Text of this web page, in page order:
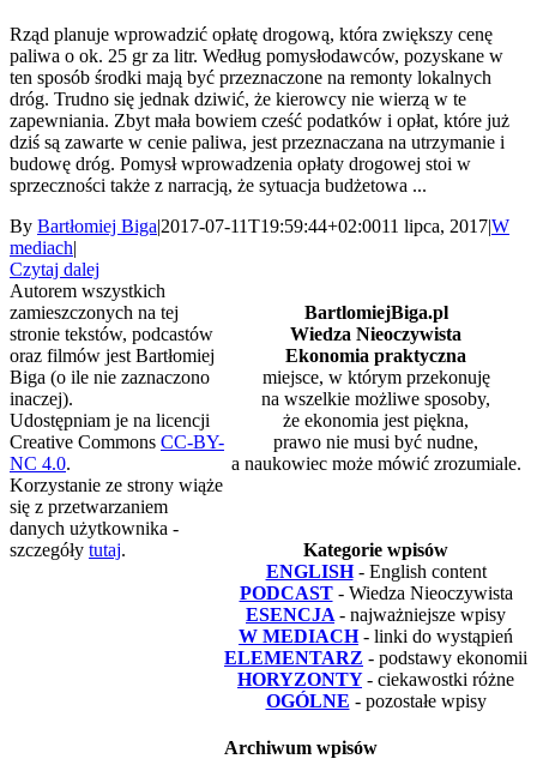
Rząd planuje wprowadzić opłatę drogową, która zwiększy cenę
paliwa o ok. 25 gr za litr. Według pomysłodawców, pozyskane w
ten sposób środki mają być przeznaczone na remonty lokalnych
dróg. Trudno się jednak dziwić, że kierowcy nie wierzą w te
zapewniania. Zbyt mała bowiem cześć podatków i opłat, które już
dziś są zawarte w cenie paliwa, jest przeznaczana na utrzymanie i
budowę dróg. Pomysł wprowadzenia opłaty drogowej stoi w
sprzeczności także z narracją, że sytuacja budżetowa ...
By Bartłomiej Biga|2017-07-11T19:59:44+02:0011 lipca, 2017|W
mediach|
Czytaj dalej
BartlomiejBiga.pl
Wiedza Nieoczywista
Ekonomia praktyczna
miejsce, w którym przekonuję
na wszelkie możliwe sposoby,
że ekonomia jest piękna,
prawo nie musi być nudne,
a naukowiec może mówić zrozumiale.
Kategorie wpisów
ENGLISH - English content
PODCAST - Wiedza Nieoczywista
ESENCJA - najważniejsze wpisy
W MEDIACH - linki do wystąpień
ELEMENTARZ - podstawy ekonomii
HORYZONTY - ciekawostki różne
OGÓLNE - pozostałe wpisy
Archiwum wpisów
Autorem wszystkich
zamieszczonych na tej
stronie tekstów, podcastów
oraz filmów jest Bartłomiej
Biga (o ile nie zaznaczono
inaczej).
Udostępniam je na licencji
Creative Commons CC-BY-
NC 4.0.
Korzystanie ze strony wiąże
się z przetwarzaniem
danych użytkownika -
szczegóły tutaj.